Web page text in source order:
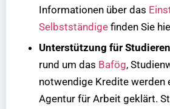
Informationen über das
Selbstständige finden Sie
Unterstützung für
rund um das Bafög,
notwendige Kredite werden
Agentur für Arbeit geklärt.